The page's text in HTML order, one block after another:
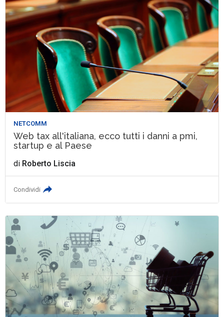
NETCOMM
Web tax all'italiana, ecco tutti i danni a pmi,
startup e al Paese
di Roberto Liscia
Condividi